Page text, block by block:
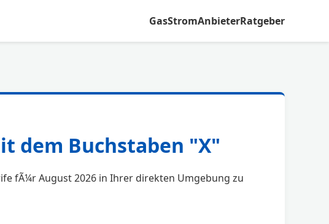
GasStromAnbieterRatgeber
dem Buchstaben "X"
fÃ¼r August 2026 in Ihrer direkten Umgebung zu